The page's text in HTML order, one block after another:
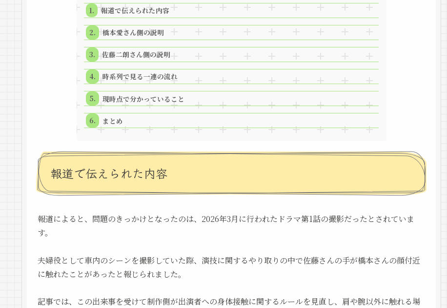
報道で伝えられた内容
橋本愛さん側の説明
佐藤二朗さん側の説明
時系列で見る一連の流れ
現時点で分かっていること
まとめ
報道で伝えられた内容
報道によると、問題のきっかけとなったのは、2026年3月に行われたドラマ第1話の撮影だったとされていま
す。
夫婦役として車内のシーンを撮影していた際、演技に関するやり取りの中で佐藤さんの手が橋本さんの顔付近
に触れたことがあったと報じられました。
記事では、この出来事を受けて制作側が出演者への身体接触に関するルールを見直し、肩や腕以外に触れる場